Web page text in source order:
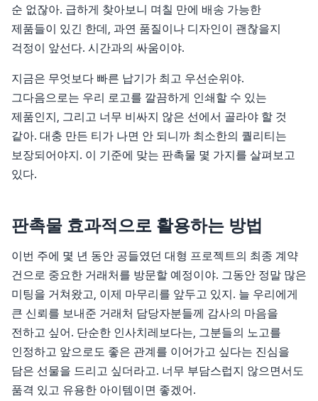
주방용품
치약/세제
컵제품
트로피
티슈
필기구
휴대폰용품
순 없잖아. 급하게 찾아보니 며칠 만에 배송 가능한
제품들이 있긴 한데, 과연 품질이나 디자인이 괜찮을지
걱정이 앞선다. 시간과의 싸움이야.
지금은 무엇보다 빠른 납기가 최고 우선순위야.
그다음으로는 우리 로고를 깔끔하게 인쇄할 수 있는
제품인지, 그리고 너무 비싸지 않은 선에서 골라야 할 것
같아. 대충 만든 티가 나면 안 되니까 최소한의 퀄리티는
보장되어야지. 이 기준에 맞는 판촉물 몇 가지를 살펴보고
있다.
판촉물 효과적으로 활용하는 방법
이번 주에 몇 년 동안 공들였던 대형 프로젝트의 최종 계약
건으로 중요한 거래처를 방문할 예정이야. 그동안 정말 많은
미팅을 거쳐왔고, 이제 마무리를 앞두고 있지. 늘 우리에게
큰 신뢰를 보내준 거래처 담당자분들께 감사의 마음을
전하고 싶어. 단순한 인사치레보다는, 그분들의 노고를
인정하고 앞으로도 좋은 관계를 이어가고 싶다는 진심을
담은 선물을 드리고 싶더라고. 너무 부담스럽지 않으면서도
품격 있고 유용한 아이템이면 좋겠어.